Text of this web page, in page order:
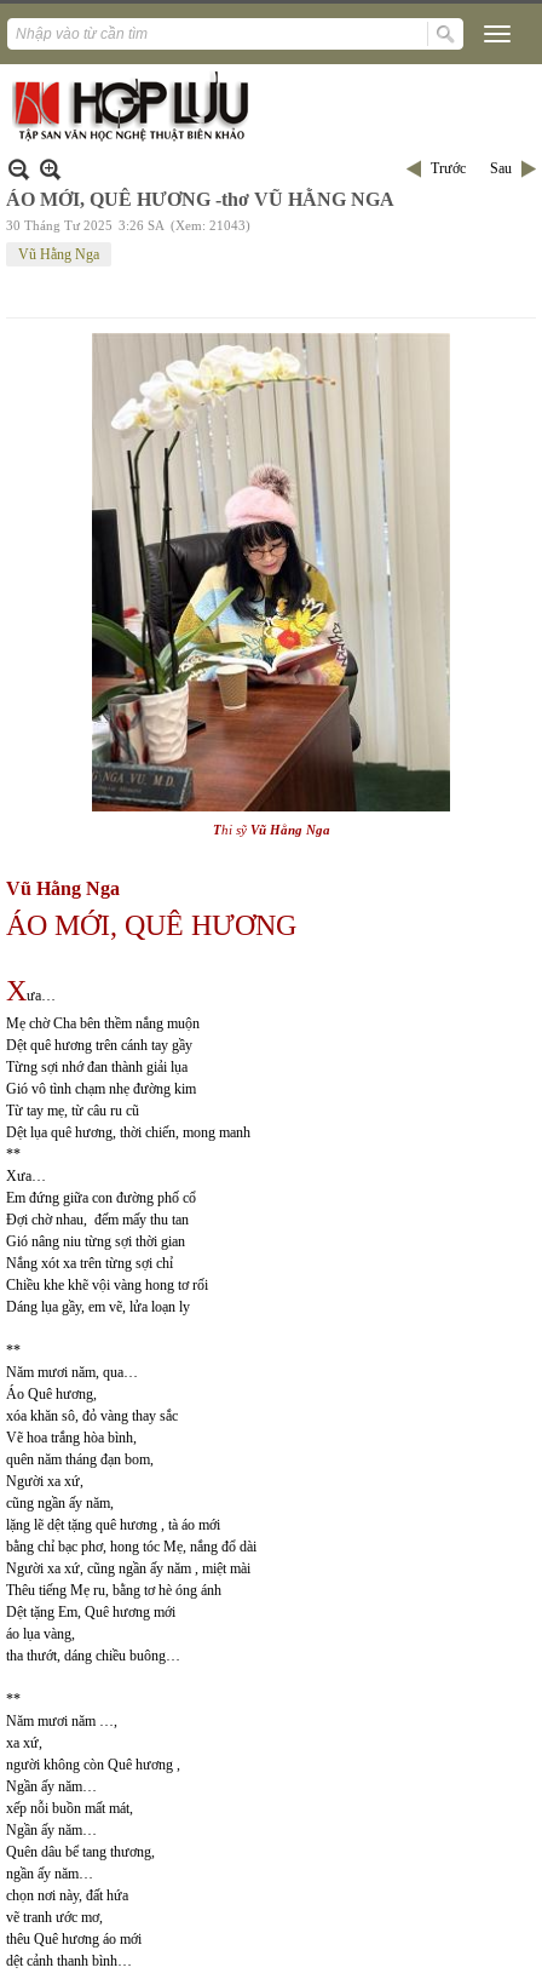
Trước Sau
ÁO MỚI, QUÊ HƯƠNG -thơ VŨ HẰNG NGA
30 Tháng Tư 2025 3:26 SA (Xem: 21043)
Vũ Hằng Nga
Thi sỹ Vũ Hằng Nga
Vũ Hằng Nga
ÁO MỚI, QUÊ HƯƠNG
Xưa…
Mẹ chờ Cha bên thềm nắng muộn
Dệt quê hương trên cánh tay gầy
Từng sợi nhớ đan thành giải lụa
Gió vô tình chạm nhẹ đường kim
Từ tay mẹ, từ câu ru cũ
Dệt lụa quê hương, thời chiến, mong manh
**
Xưa…
Em đứng giữa con đường phố cổ
Đợi chờ nhau, đếm mấy thu tan
Gió nâng niu từng sợi thời gian
Nắng xót xa trên từng sợi chỉ
Chiều khe khẽ vội vàng hong tơ rối
Dáng lụa gầy, em vẽ, lửa loạn ly
**
Năm mươi năm, qua…
Áo Quê hương,
xóa khăn sô, đỏ vàng thay sắc
Vẽ hoa trắng hòa bình,
quên năm tháng đạn bom,
Người xa xứ,
cũng ngần ấy năm,
lặng lẽ dệt tặng quê hương , tà áo mới
bằng chỉ bạc phơ, hong tóc Mẹ, nắng đổ dài
Người xa xứ, cũng ngần ấy năm , miệt mài
Thêu tiếng Mẹ ru, bằng tơ hè óng ánh
Dệt tặng Em, Quê hương mới
áo lụa vàng,
tha thướt, dáng chiều buông…
**
Năm mươi năm …,
xa xứ,
người không còn Quê hương ,
Ngần ấy năm…
xếp nỗi buồn mất mát,
Ngần ấy năm…
Quên dâu bể tang thương,
ngần ấy năm…
chọn nơi này, đất hứa
vẽ tranh ước mơ,
thêu Quê hương áo mới
dệt cảnh thanh bình…